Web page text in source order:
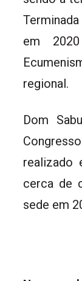
em
regional.
Dom
realizado
cerca de
sede em